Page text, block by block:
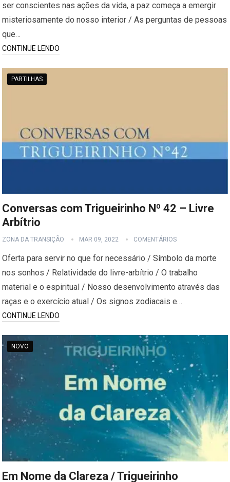
ser conscientes nas ações da vida, a paz começa a emergir
misteriosamente do nosso interior / As perguntas de pessoas
que…
CONTINUE LENDO
PARTILHAS
Conversas com Trigueirinho Nº 42 – Livre
Arbítrio
ZONA DA TRANSIÇÃO MAR 09, 2022 COMENTÁRIOS
Oferta para servir no que for necessário / Símbolo da morte
nos sonhos / Relatividade do livre-arbítrio / O trabalho
material e o espiritual / Nosso desenvolvimento através das
raças e o exercício atual / Os signos zodiacais e…
CONTINUE LENDO
NOVO
Em Nome da Clareza / Trigueirinho